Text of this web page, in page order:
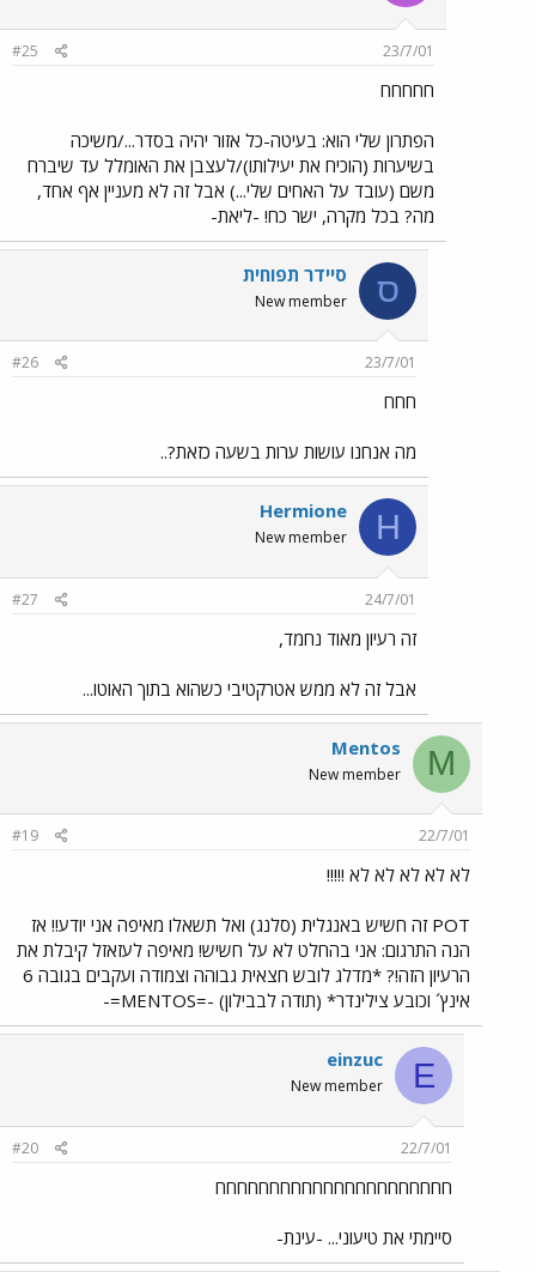
23/7/01
#25
חחחחח
הפתרון שלי הוא: בעיטה-כל אזור יהיה בסדר.../משיכה
בשיערות (הוכיח את יעילותו)/לעצבן את האומלל עד שיברח
משם (עובד על האחים שלי...) אבל זה לא מעניין אף אחד,
מה? בכל מקרה, ישר כח! -ליאת-
ס סיידר תפוחית
New member
23/7/01
#26
חחח
מה אנחנו עושות ערות בשעה כזאת?..
H
Hermione
New member
24/7/01
#27
זה רעיון מאוד נחמד,
אבל זה לא ממש אטרקטיבי כשהוא בתוך האוטו...
M
Mentos
New member
22/7/01
#19
לא לא לא לא לא !!!!!
POT זה חשיש באנגלית (סלנג) ואל תשאלו מאיפה אני יודע!! אז
הנה התרגום: אני בהחלט לא על חשיש! מאיפה לעזאזל קיבלת את
הרעיון הזה!? *מדלג לובש חצאית גבוהה וצמודה ועקבים בגובה 6
אינץ´ וכובע צילינדר* (תודה לבבילון) -=MENTOS=-
E
einzuc
New member
22/7/01
#20
חחחחחחחחחחחחחחחחחחחחחח
סיימתי את טיעוני... -עינת-